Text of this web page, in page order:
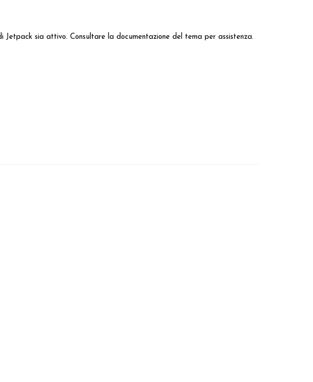
sia attivo. Consultare la documentazione del tema per assistenza.